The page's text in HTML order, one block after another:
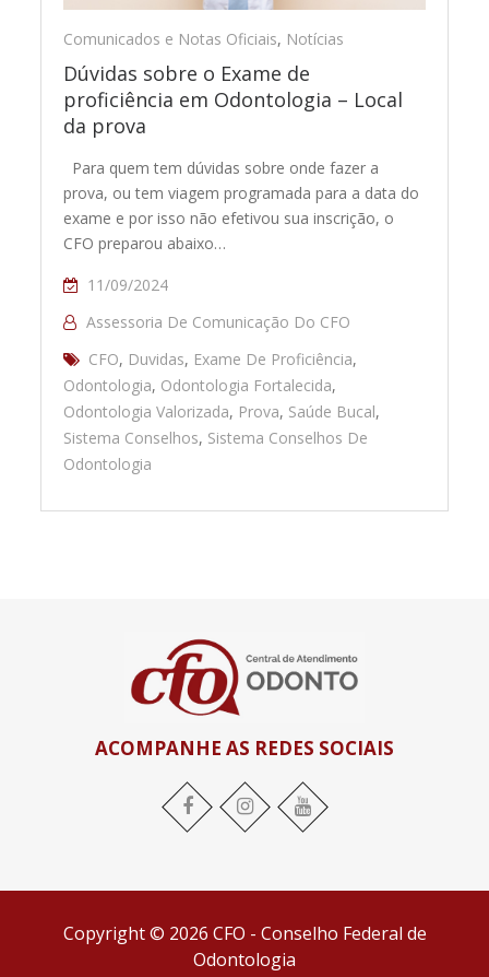
Comunicados e Notas Oficiais, Notícias
Dúvidas sobre o Exame de
proficiência em Odontologia – Local
da prova
Para quem tem dúvidas sobre onde fazer a
prova, ou tem viagem programada para a data do
exame e por isso não efetivou sua inscrição, o
CFO preparou abaixo…
11/09/2024
Assessoria De Comunicação Do CFO
CFO, Duvidas, Exame De Proficiência,
Odontologia, Odontologia Fortalecida,
Odontologia Valorizada, Prova, Saúde Bucal,
Sistema Conselhos, Sistema Conselhos De
Odontologia
ACOMPANHE AS REDES SOCIAIS
Facebook Instagram YouTube
Copyright © 2026 CFO - Conselho Federal de
Odontologia